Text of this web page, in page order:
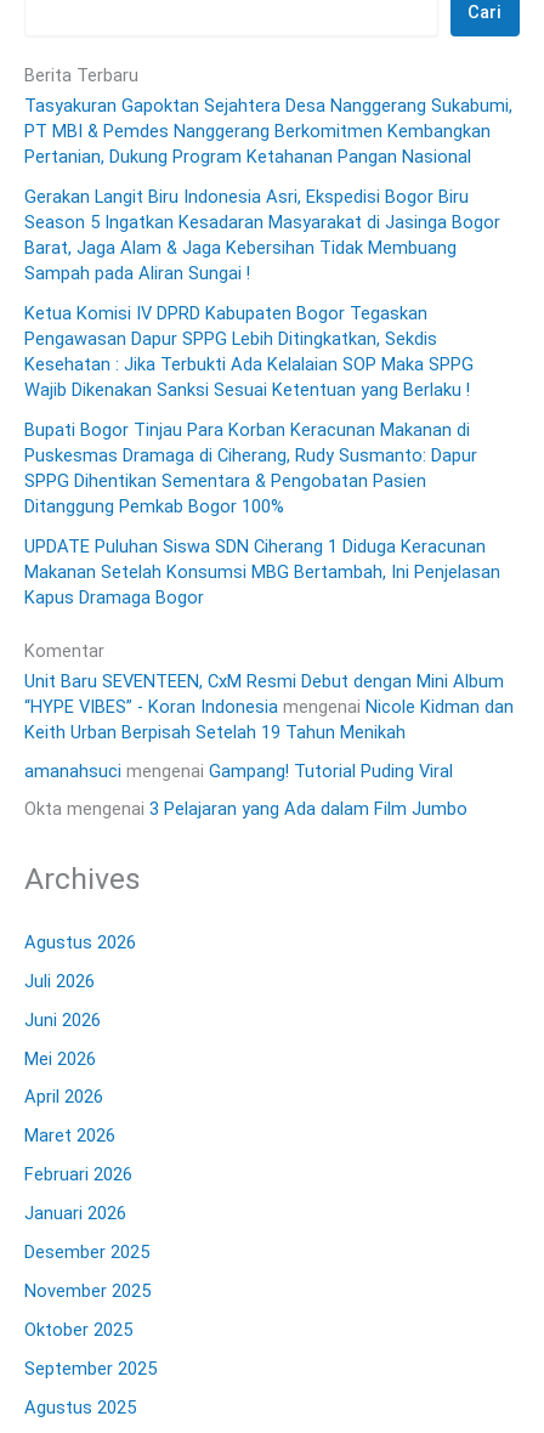
Cari
Berita Terbaru
Tasyakuran Gapoktan Sejahtera Desa Nanggerang Sukabumi,
PT MBI & Pemdes Nanggerang Berkomitmen Kembangkan
Pertanian, Dukung Program Ketahanan Pangan Nasional
Gerakan Langit Biru Indonesia Asri, Ekspedisi Bogor Biru
Season 5 Ingatkan Kesadaran Masyarakat di Jasinga Bogor
Barat, Jaga Alam & Jaga Kebersihan Tidak Membuang
Sampah pada Aliran Sungai !
Ketua Komisi IV DPRD Kabupaten Bogor Tegaskan
Pengawasan Dapur SPPG Lebih Ditingkatkan, Sekdis
Kesehatan : Jika Terbukti Ada Kelalaian SOP Maka SPPG
Wajib Dikenakan Sanksi Sesuai Ketentuan yang Berlaku !
Bupati Bogor Tinjau Para Korban Keracunan Makanan di
Puskesmas Dramaga di Ciherang, Rudy Susmanto: Dapur
SPPG Dihentikan Sementara & Pengobatan Pasien
Ditanggung Pemkab Bogor 100%
UPDATE Puluhan Siswa SDN Ciherang 1 Diduga Keracunan
Makanan Setelah Konsumsi MBG Bertambah, Ini Penjelasan
Kapus Dramaga Bogor
Komentar
Unit Baru SEVENTEEN, CxM Resmi Debut dengan Mini Album
“HYPE VIBES” - Koran Indonesia mengenai Nicole Kidman dan
Keith Urban Berpisah Setelah 19 Tahun Menikah
amanahsuci mengenai Gampang! Tutorial Puding Viral
Okta mengenai 3 Pelajaran yang Ada dalam Film Jumbo
Archives
Agustus 2026
Juli 2026
Juni 2026
Mei 2026
April 2026
Maret 2026
Februari 2026
Januari 2026
Desember 2025
November 2025
Oktober 2025
September 2025
Agustus 2025